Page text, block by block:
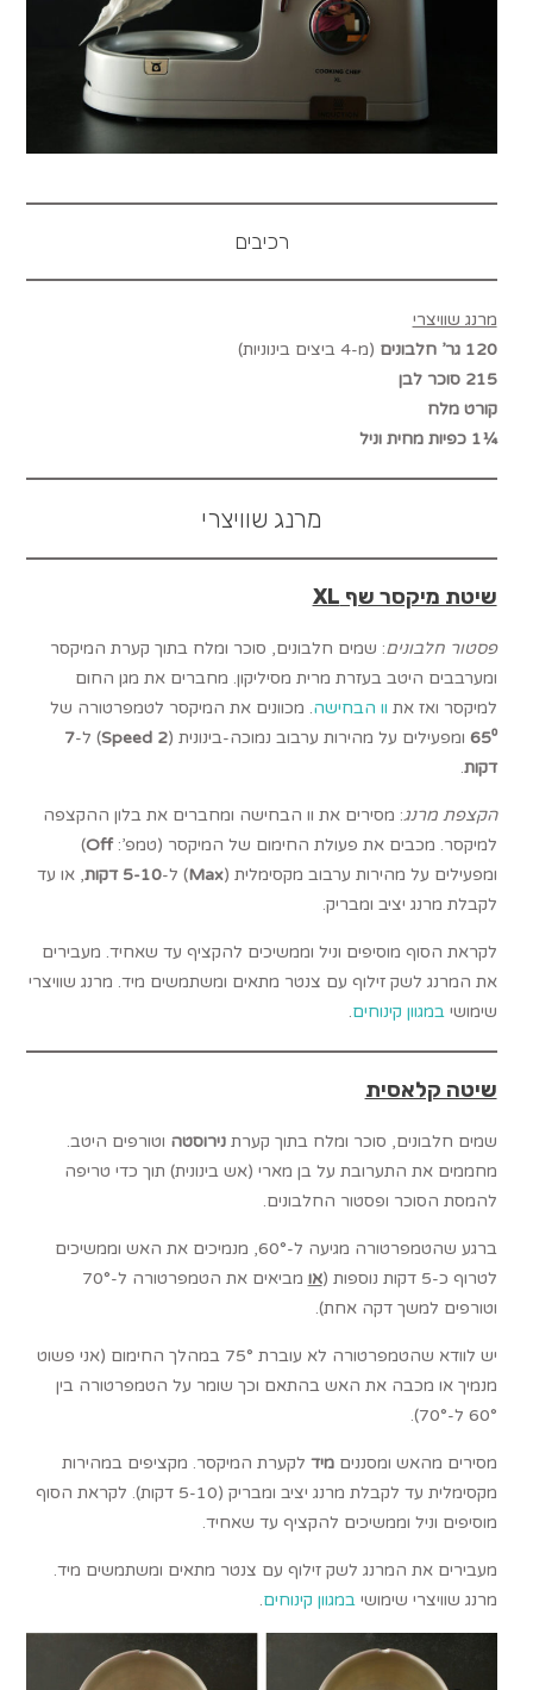
רכיבים
מרנג שוויצרי
120 גר’ חלבונים
(מ-4 ביצים בינוניות)
215 סוכר לבן
קורט מלח
¼1 כפיות מחית וניל
מרנג שוויצרי
שיטת מיקסר שף XL
פסטור חלבונים: שמים חלבונים, סוכר ומלח בתוך קערת המיקסר
ומערבבים היטב בעזרת מרית מסיליקון. מחברים את מגן החום
למיקסר ואז את וו הבחישה. מכוונים את המיקסר לטמפרטורה של
65⁰ ומפעילים על מהירות ערבוב נמוכה-בינונית (Speed 2) ל-7
דקות.
הקצפת מרנג: מסירים את וו הבחישה ומחברים את בלון ההקצפה
למיקסר. מכבים את פעולת החימום של המיקסר (טמפ’:Off
)
ומפעילים על מהירות ערבוב מקסימלית (Max) ל-5-10 דקות
, או עד
לקבלת מרנג יציב ומבריק.
לקראת הסוף מוסיפים וניל וממשיכים להקציף עד שאחיד. מעבירים
את המרנג לשק זילוף עם צנטר מתאים ומשתמשים מיד. מרנג שוויצרי
שימושיבמגוון קינוחים.
שיטה קלאסית
שמים חלבונים, סוכר ומלח בתוך קערתנירוסטה וטורפים היטב.
מחממים את התערובת על בן מארי (אש בינונית) תוך כדי טריפה
להמסת הסוכר ופסטור החלבונים.
ברגע שהטמפרטורה מגיעה ל-60°, מנמיכים את האש וממשיכים
לטרוף כ-5 דקות נוספות (
או
מביאים את הטמפרטורה ל-70°
וטורפים למשך דקה אחת).
יש לוודא שהטמפרטורה לא עוברת 75° במהלך החימום (אני פשוט
מנמיך או מכבה את האש בהתאם וכך שומר על הטמפרטורה בין
60° ל-70°).
מסירים מהאש ומסנניםמיד לקערת המיקסר. מקציפים במהירות
מקסימלית עד לקבלת מרנג יציב ומבריק (5-10 דקות). לקראת הסוף
מוסיפים וניל וממשיכים להקציף עד שאחיד.
מעבירים את המרנג לשק זילוף עם צנטר מתאים ומשתמשים מיד.
מרנג שוויצרי שימושיבמגוון קינוחים.